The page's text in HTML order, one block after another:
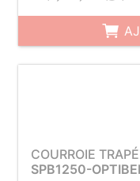
COURROIE
SPB1250-